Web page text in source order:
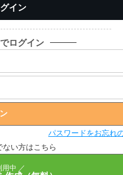
イン
ログイン
パスワードをお忘れ
い方はこちら
中 ／